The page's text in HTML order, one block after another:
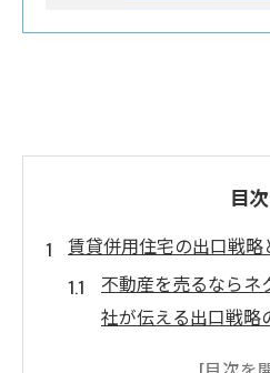
目次
賃貸併用住宅の出口戦略
不動産を売るならネ
社が伝える出口戦略
賃貸併用住宅売却時